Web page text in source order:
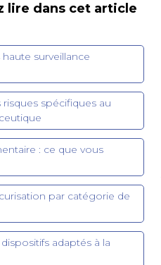
lire dans cet article
surveillance
spécifiques au
: ce que vous
par catégorie de
adaptés à la